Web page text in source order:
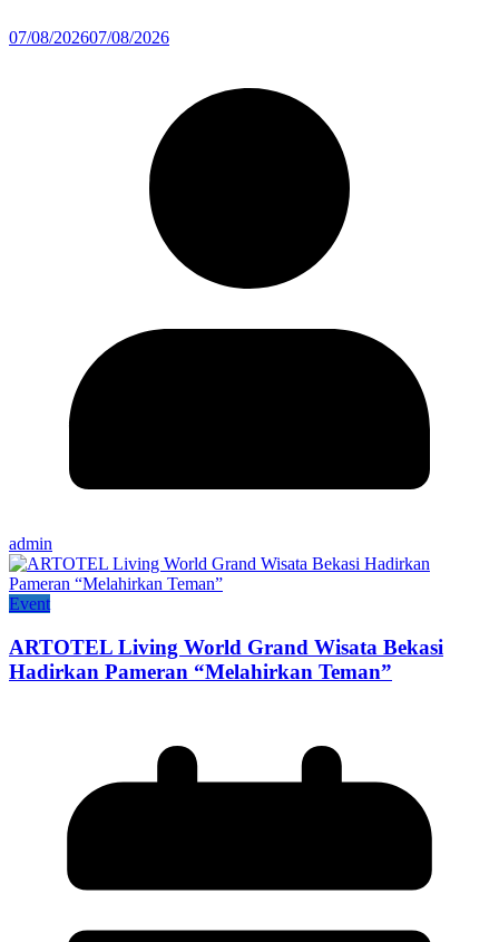
07/08/202607/08/2026
admin
Event
ARTOTEL Living World Grand Wisata Bekasi
Hadirkan Pameran “Melahirkan Teman”